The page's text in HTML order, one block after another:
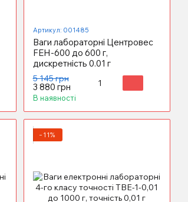
Артикул: 001485
Ваги лабораторні Центровес
FEH-600 до 600 г,
дискретність 0.01 г
5 145 грн
3 880 грн
В наявності
−11%